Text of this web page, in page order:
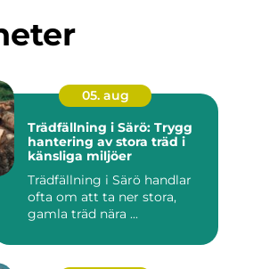
05. aug
Trädfällning i Särö: Trygg
hantering av stora träd i
känsliga miljöer
Trädfällning i Särö handlar
ofta om att ta ner stora,
gamla träd nära ...